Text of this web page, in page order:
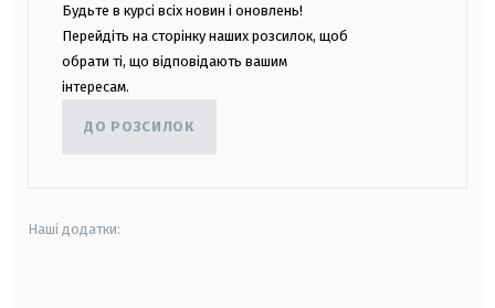
Будьте в курсі всіх новин і оновлень!
Перейдіть на сторінку наших розсилок, щоб
обрати ті, що відповідають вашим
інтересам.
ДО РОЗСИЛОК
Наші додатки: